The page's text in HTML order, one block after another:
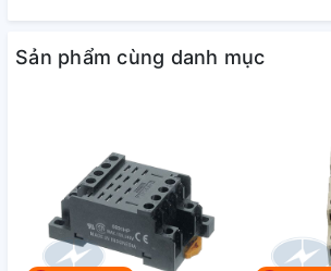
Sản phẩm cùng danh mục